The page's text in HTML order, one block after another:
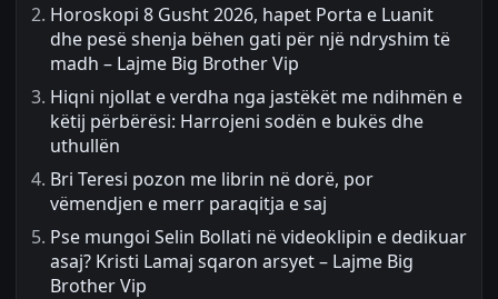
Horoskopi 8 Gusht 2026, hapet Porta e Luanit
dhe pesë shenja bëhen gati për një ndryshim të
madh – Lajme Big Brother Vip
Hiqni njollat e verdha nga jastëkët me ndihmën e
këtij përbërësi: Harrojeni sodën e bukës dhe
uthullën
Bri Teresi pozon me librin në dorë, por
vëmendjen e merr paraqitja e saj
Pse mungoi Selin Bollati në videoklipin e dedikuar
asaj? Kristi Lamaj sqaron arsyet – Lajme Big
Brother Vip